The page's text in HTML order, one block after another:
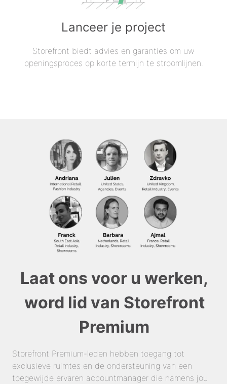
Lanceer je project
Storefront biedt advies en garanties om uw
openingsproces op korte termijn te stroomlijnen.
Laat ons voor u werken,
word lid van Storefront
Premium
Storefront Premium-leden hebben toegang tot
exclusieve ruimtes en de ondersteuning van een
toegewijde ervaren accountmanager die namens jou